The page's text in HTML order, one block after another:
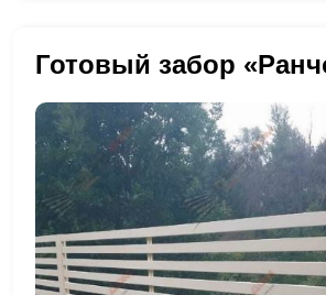
Готовый забор